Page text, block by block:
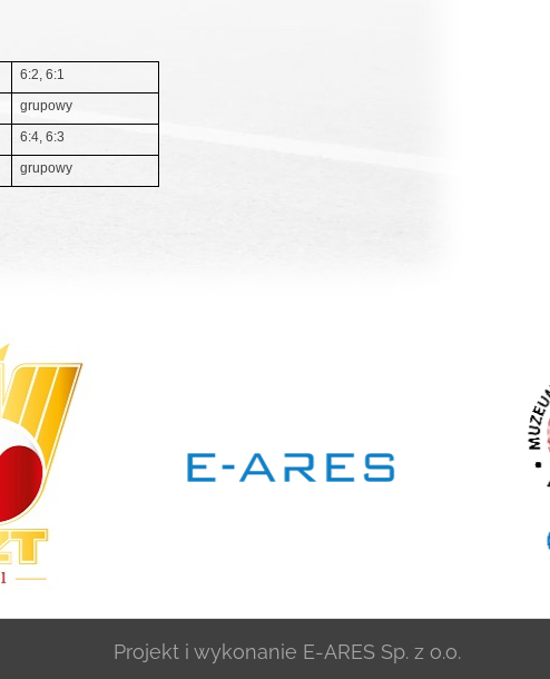
6:2, 6:1
grupowy
6:4, 6:3
grupowy
Projekt i wykonanie E-ARES Sp. z o.o.